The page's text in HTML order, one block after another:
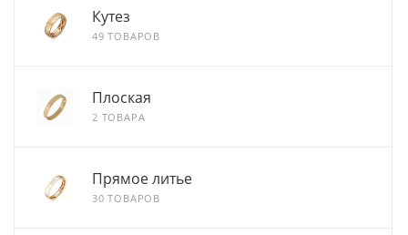
Кутез
49 ТОВАРОВ
Плоская
2 ТОВАРА
Прямое литье
30 ТОВАРОВ